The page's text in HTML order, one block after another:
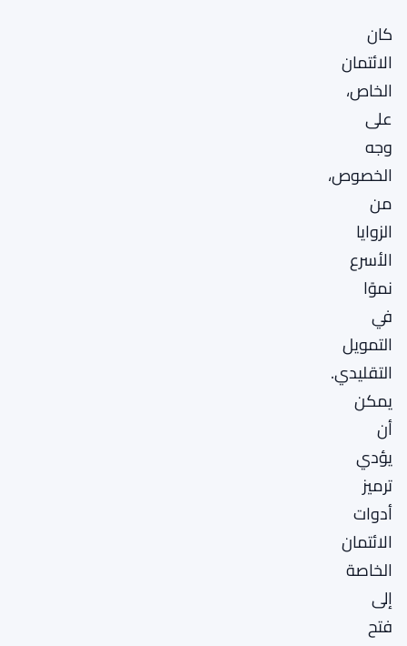
كان
الائتمان
الخاص،
على
وجه
الخصوص،
من
الزوايا
الأسرع
نموًا
في
التمويل
التقليدي.
يمكن
أن
يؤدي
ترميز
أدوات
الائتمان
الخاصة
إلى
فتح